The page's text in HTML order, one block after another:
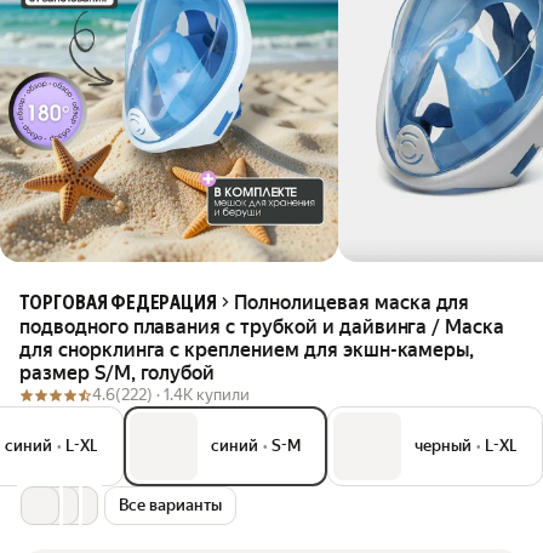
ТОРГОВАЯ ФЕДЕРАЦИЯ
Полнолицевая маска для
подводного плавания с трубкой и дайвинга / Маска
для снорклинга с креплением для экшн-камеры,
размер S/M, голубой
4.6(222) · 1.4K купили
синий • L-XL синий • S-M черный • L-XL
Все варианты